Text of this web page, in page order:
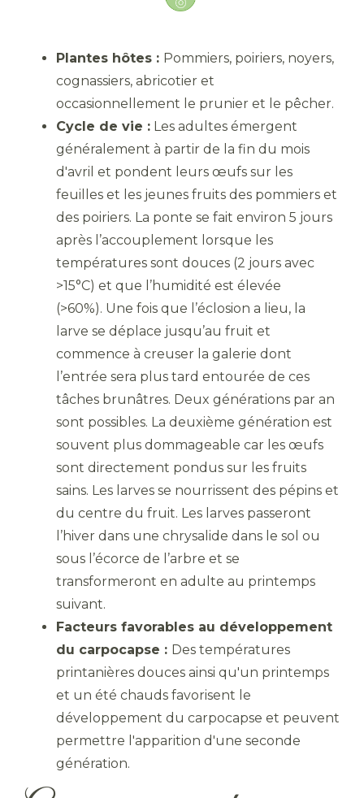
Plantes hôtes : Pommiers, poiriers, noyers,
cognassiers, abricotier et
occasionnellement le prunier et le pêcher.
Cycle de vie : Les adultes émergent
généralement à partir de la fin du mois
d'avril et pondent leurs œufs sur les
feuilles et les jeunes fruits des pommiers et
des poiriers. La ponte se fait environ 5 jours
après l’accouplement lorsque les
températures sont douces (2 jours avec
>15°C) et que l’humidité est élevée
(>60%). Une fois que l’éclosion a lieu, la
larve se déplace jusqu’au fruit et
commence à creuser la galerie dont
l’entrée sera plus tard entourée de ces
tâches brunâtres. Deux générations par an
sont possibles. La deuxième génération est
souvent plus dommageable car les œufs
sont directement pondus sur les fruits
sains. Les larves se nourrissent des pépins et
du centre du fruit. Les larves passeront
l’hiver dans une chrysalide dans le sol ou
sous l’écorce de l’arbre et se
transformeront en adulte au printemps
suivant.
Facteurs favorables au développement
du carpocapse : Des températures
printanières douces ainsi qu'un printemps
et un été chauds favorisent le
développement du carpocapse et peuvent
permettre l'apparition d'une seconde
génération.